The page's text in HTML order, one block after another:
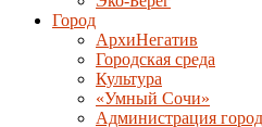
Город
АрхиНегатив
Городская среда
Культура
«Умный Сочи»
Администрация